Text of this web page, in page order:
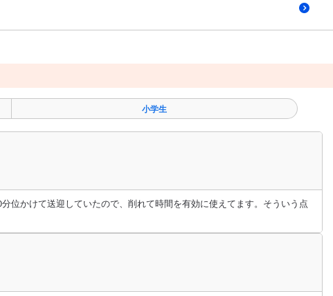
小学生
位かけて送迎していたので、削れて時間を有効に使えてます。そういう点